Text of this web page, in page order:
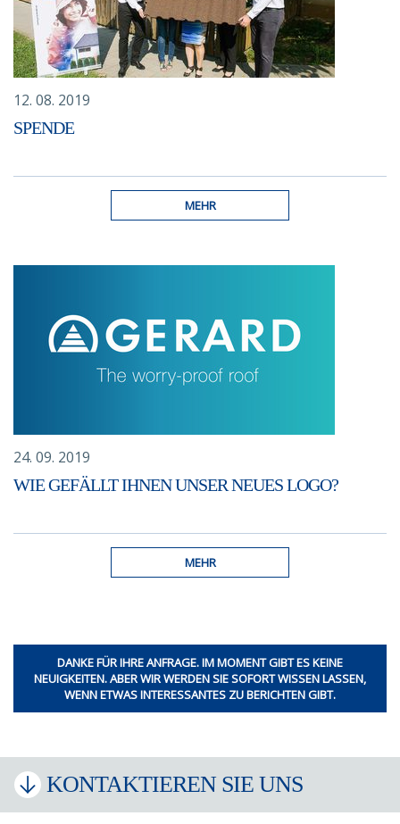
12. 08. 2019
SPENDE
MEHR
24. 09. 2019
WIE GEFÄLLT IHNEN UNSER NEUES LOGO?
MEHR
DANKE FÜR IHRE ANFRAGE. IM MOMENT GIBT ES KEINE
NEUIGKEITEN. ABER WIR WERDEN SIE SOFORT WISSEN LASSEN,
WENN ETWAS INTERESSANTES ZU BERICHTEN GIBT.
KONTAKTIEREN SIE UNS